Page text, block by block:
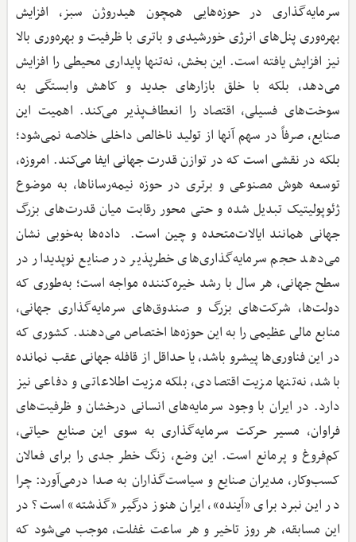
سرمایه‌گذاری در حوزه‌هایی همچون هیدروژن سبز، افزایش
بهره‌وری پنل‌های انرژی خورشیدی و باتری با ظرفیت و بهره‌وری بالا
نیز افزایش یافته است. این بخش، نه‌تنها پایداری محیطی را افزایش
می‌دهد، بلکه با خلق بازارهای جدید و کاهش وابستگی به
سوخت‌های فسیلی، اقتصاد را انعطاف‌پذیر می‌کند. اهمیت این
صنایع، صرفاً در سهم آنها از تولید ناخالص داخلی خلاصه نمی‌شود؛
بلکه در نقشی است که در توازن قدرت جهانی ایفا می‌کند. امروزه،
توسعه هوش مصنوعی و برتری در حوزه نیمه‌رساناها، به موضوع
ژئوپولیتیک تبدیل شده و حتی محور رقابت میان قدرت‌های بزرگ
جهانی همانند ایالات‌متحده و چین است. داده‌ها به‌خوبی نشان
می‌دهد حجم سرمایه‌گذاری‌های خطرپذیر در صنایع نوپدیدار در
سطح جهانی، هر سال با رشد خیره‌کننده مواجه است؛ به‌طوری که
دولت‌ها، شرکت‌های بزرگ و صندوق‌های سرمایه‌گذاری جهانی،
منابع مالی عظیمی را به این حوزه‌ها اختصاص می‌دهند. کشوری که
در این فناوری‌ها پیشرو باشد، یا حداقل از قافله جهانی عقب نمانده
باشد، نه‌تنها مزیت اقتصادی، بلکه مزیت اطلاعاتی و دفاعی نیز
دارد. در ایران با وجود سرمایه‌های انسانی درخشان و ظرفیت‌های
فراوان، مسیر حرکت سرمایه‌گذاری به سوی این صنایع حیاتی،
کم‌فروغ و پرمانع است. این وضع، زنگ خطر جدی را برای فعالان
کسب‌وکار، مدیران صنایع و سیاست‌گذاران به صدا درمی‌آورد: چرا
در این نبرد برای «آینده»، ایران هنوز درگیر «گذشته» است؟ در
این مسابقه، هر روز تاخیر و هر ساعت غفلت، موجب می‌شود که